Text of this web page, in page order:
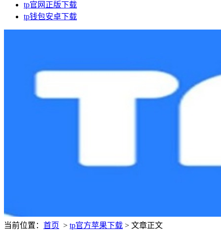
tp官网正版下载
tp钱包安卓下载
当前位置： 首页 > tp官方苹果下载 > 文章正文